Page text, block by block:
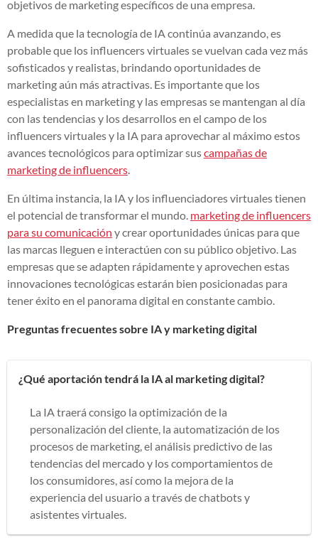
objetivos de marketing específicos de una empresa.
A medida que la tecnología de IA continúa avanzando, es
probable que los influencers virtuales se vuelvan cada vez más
sofisticados y realistas, brindando oportunidades de
marketing aún más atractivas. Es importante que los
especialistas en marketing y las empresas se mantengan al día
con las tendencias y los desarrollos en el campo de los
influencers virtuales y la IA para aprovechar al máximo estos
avances tecnológicos para optimizar suscampañas de
marketing de influencers.
En última instancia, la IA y los influenciadores virtuales tienen
el potencial de transformar el mundo. marketing de influencers
para su comunicación y crear oportunidades únicas para que
las marcas lleguen e interactúen con su público objetivo. Las
empresas que se adapten rápidamente y aprovechen estas
innovaciones tecnológicas estarán bien posicionadas para
tener éxito en el panorama digital en constante cambio.
Preguntas frecuentes sobre IA y marketing digital
¿Qué aportación tendrá la IA al marketing digital?
La IA traerá consigo la optimización de la
personalización del cliente, la automatización de los
procesos de marketing, el análisis predictivo de las
tendencias del mercado y los comportamientos de
los consumidores, así como la mejora de la
experiencia del usuario a través de chatbots y
asistentes virtuales.